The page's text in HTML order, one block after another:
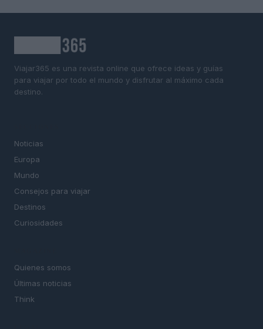
Viajar365 es una revista online que ofrece ideas y guías
para viajar por todo el mundo y disfrutar al máximo cada
destino.
Noticias
Europa
Mundo
Consejos para viajar
Destinos
Curiosidades
Quienes somos
Últimas noticias
Think